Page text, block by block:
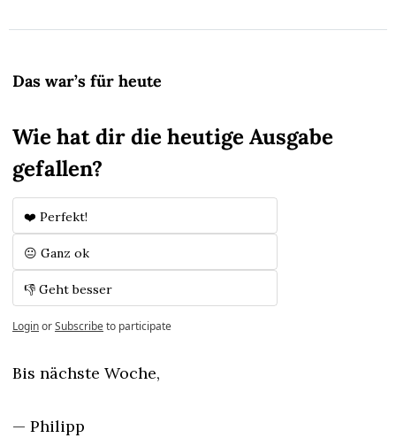
Das war’s für heute
Wie hat dir die heutige Ausgabe
gefallen?
❤️ Perfekt!
😐 Ganz ok
👎 Geht besser
LoginorSubscribeto participate
Bis nächste Woche,
— Philipp